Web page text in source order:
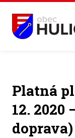
Platná
12.
doprava)